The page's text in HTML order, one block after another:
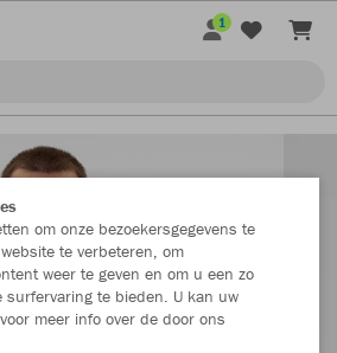
1
om onze bezoekersgegevens te
te verbeteren, om
weer te geven en om u een zo
surfervaring te bieden. U kan uw
meer info over de door ons